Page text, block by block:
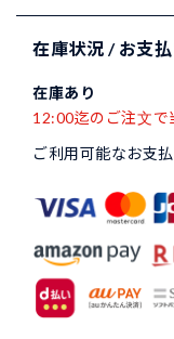
在庫状況 / お支
在庫あり
12:00迄のご注文
ご利用可能なお支